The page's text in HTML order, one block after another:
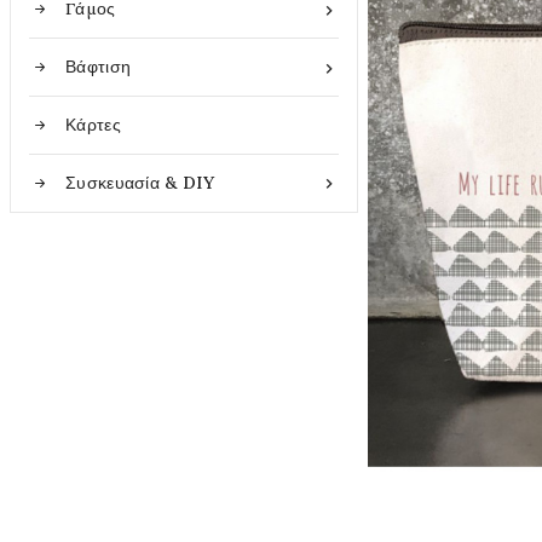

Γάμος

Βάφτιση
Κάρτες

Συσκευασία & DIY